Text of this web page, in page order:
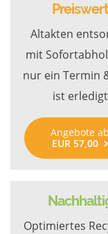
Preiswert
Altakten
mit
nur ein Termin
ist erledigt
Angebote ab
EUR 57,00
Optimiertes